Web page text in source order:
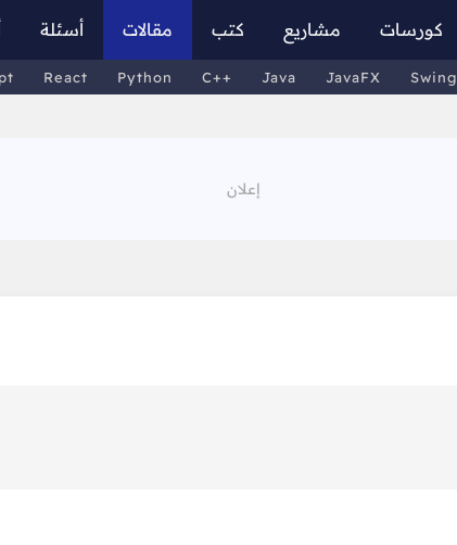
كورسات مشاريع كتب مقالات أسئلة
React Python C++ Java JavaFX Swing